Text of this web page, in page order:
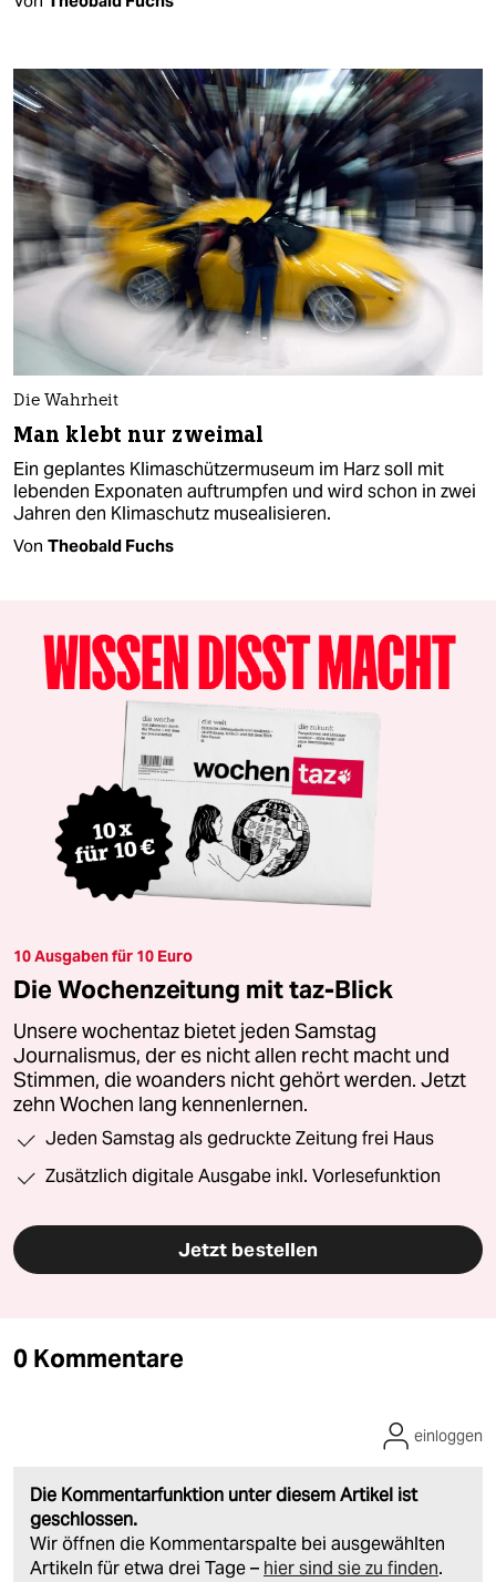
Die Wahrheit
Man klebt nur zweimal
Ein geplantes Klimaschützermuseum im Harz soll mit
lebenden Exponaten auftrumpfen und wird schon in zwei
Jahren den Klimaschutz musealisieren.
Von Theobald Fuchs
10 Ausgaben für 10 Euro
Die Wochenzeitung mit taz-Blick
Unsere wochentaz bietet jeden Samstag
Journalismus, der es nicht allen recht macht und
Stimmen, die woanders nicht gehört werden. Jetzt
zehn Wochen lang kennenlernen.
Jeden Samstag als gedruckte Zeitung frei Haus
Zusätzlich digitale Ausgabe inkl. Vorlesefunktion
Jetzt bestellen
0 Kommentare
Die Kommentarfunktion unter diesem Artikel ist
geschlossen.
Wir öffnen die Kommentarspalte bei ausgewählten
Artikeln für etwa drei Tage – hier sind sie zu finden.
einloggen